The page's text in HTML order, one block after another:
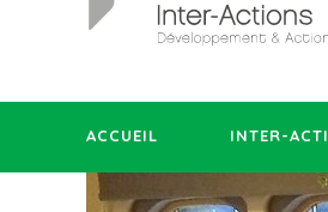
ACCUEIL INTER-